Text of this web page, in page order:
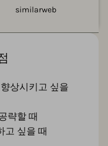
similarweb
상시키고 싶을
략할 때
고 싶을 때